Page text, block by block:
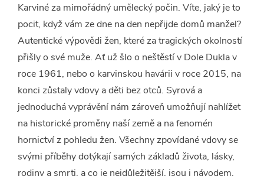
Karviné za mimořádný umělecký počin. Víte, jaký je to
pocit, když vám ze dne na den nepřijde domů manžel?
Autentické výpovědi žen, které za tragických okolností
přišly o své muže. Ať už šlo o neštěstí v Dole Dukla v
roce 1961, nebo o karvinskou havárii v roce 2015, na
konci zůstaly vdovy a děti bez otců. Syrová a
jednoduchá vyprávění nám zároveň umožňují nahlížet
na historické proměny naší země a na fenomén
hornictví z pohledu žen. Všechny zpovídané vdovy se
svými příběhy dotýkají samých základů života, lásky,
rodiny a smrti, a co je nejdůležitější, jsou i návodem,